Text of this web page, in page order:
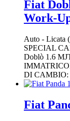
Fiat
Work-
Auto - Licata
SPECIAL
Doblò 1.6
DI
Fiat